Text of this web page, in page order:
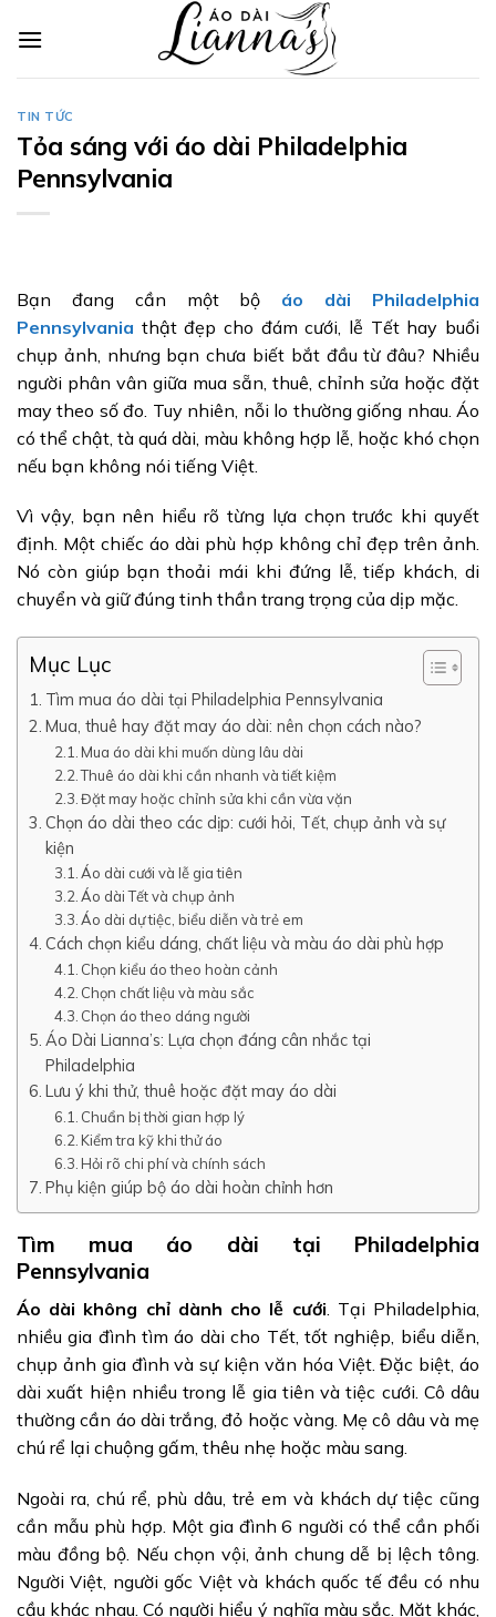
TIN TỨC
Tỏa sáng với áo dài Philadelphia
Pennsylvania
Bạn đang cần một bộ áo dài Philadelphia
Pennsylvania thật đẹp cho đám cưới, lễ Tết hay buổi
chụp ảnh, nhưng bạn chưa biết bắt đầu từ đâu? Nhiều
người phân vân giữa mua sẵn, thuê, chỉnh sửa hoặc đặt
may theo số đo. Tuy nhiên, nỗi lo thường giống nhau. Áo
có thể chật, tà quá dài, màu không hợp lễ, hoặc khó chọn
nếu bạn không nói tiếng Việt.
Vì vậy, bạn nên hiểu rõ từng lựa chọn trước khi quyết
định. Một chiếc áo dài phù hợp không chỉ đẹp trên ảnh.
Nó còn giúp bạn thoải mái khi đứng lễ, tiếp khách, di
chuyển và giữ đúng tinh thần trang trọng của dịp mặc.
Mục Lục
Tìm mua áo dài tại Philadelphia Pennsylvania
Mua, thuê hay đặt may áo dài: nên chọn cách nào?
Mua áo dài khi muốn dùng lâu dài
Thuê áo dài khi cần nhanh và tiết kiệm
Đặt may hoặc chỉnh sửa khi cần vừa vặn
Chọn áo dài theo các dịp: cưới hỏi, Tết, chụp ảnh và sự
kiện
Áo dài cưới và lễ gia tiên
Áo dài Tết và chụp ảnh
Áo dài dự tiệc, biểu diễn và trẻ em
Cách chọn kiểu dáng, chất liệu và màu áo dài phù hợp
Chọn kiểu áo theo hoàn cảnh
Chọn chất liệu và màu sắc
Chọn áo theo dáng người
Áo Dài Lianna’s: Lựa chọn đáng cân nhắc tại
Philadelphia
Lưu ý khi thử, thuê hoặc đặt may áo dài
Chuẩn bị thời gian hợp lý
Kiểm tra kỹ khi thử áo
Hỏi rõ chi phí và chính sách
Phụ kiện giúp bộ áo dài hoàn chỉnh hơn
Tìm mua áo dài tại Philadelphia
Pennsylvania
Áo dài không chỉ dành cho lễ cưới . Tại Philadelphia,
nhiều gia đình tìm áo dài cho Tết, tốt nghiệp, biểu diễn,
chụp ảnh gia đình và sự kiện văn hóa Việt. Đặc biệt, áo
dài xuất hiện nhiều trong lễ gia tiên và tiệc cưới. Cô dâu
thường cần áo dài trắng, đỏ hoặc vàng. Mẹ cô dâu và mẹ
chú rể lại chuộng gấm, thêu nhẹ hoặc màu sang.
Ngoài ra, chú rể, phù dâu, trẻ em và khách dự tiệc cũng
cần mẫu phù hợp. Một gia đình 6 người có thể cần phối
màu đồng bộ. Nếu chọn vội, ảnh chung dễ bị lệch tông.
Người Việt, người gốc Việt và khách quốc tế đều có nhu
cầu khác nhau. Có người hiểu ý nghĩa màu sắc. Mặt khác,